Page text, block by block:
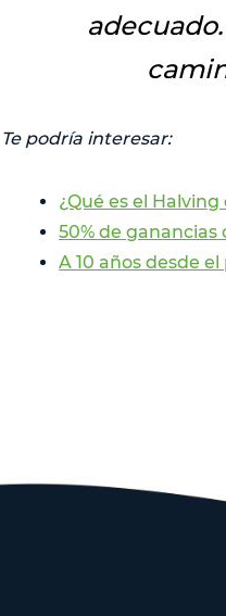
Te podría interesar:
¿Qué es el
50% de
A 10 años desde